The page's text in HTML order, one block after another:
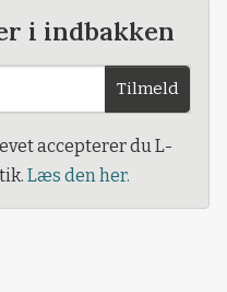
i indbakken
Tilmeld
accepterer du L-
Læs den her.